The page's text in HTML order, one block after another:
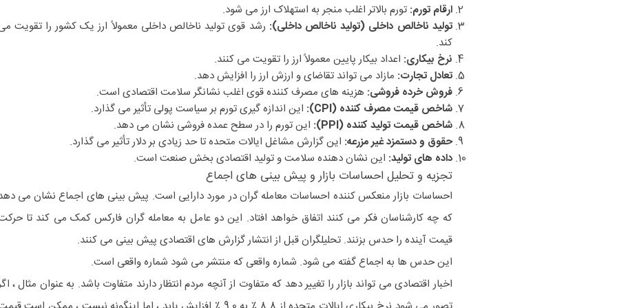
ارقام تورم: تورم بالاتر اغلب منجر به استهلاک ارز می شود.
تولید ناخالص داخلی (تولید ناخالص داخلی): رشد قوی تولید ناخالص داخلی معمولاً ارز یک کشور را تقویت
کند.
نرخ بیکاری: اعداد بیکار پایین معمولاً ارز را تقویت می کنند.
تعادل تجارت: مازاد می تواند تقاضای و ارزش ارز را افزایش دهد.
فروش خرده فروشی: هزینه های مصرف کننده قوی اغلب نشانگر سلامت اقتصادی است.
شاخص قیمت مصرف کننده (CPI):
این اندازه گیری تورم بر سیاست پولی تأثیر می گذارد.
شاخص قیمت تولید کننده (PPI):
این تورم را در سطح عمده فروشی نشان می دهد.
حقوق و دستمزد غیر مزرعه: این گزارش مشاغل ایالات متحده تا حد زیادی بر دلار تأثیر می گذارد.
داده های تولید: این نشان دهنده سلامت و تولید اقتصادی بخش صنعت است.
تجزیه و تحلیل احساسات بازار و پیش بینی های اجماع
احساسات بازار منعکس کننده احساسات معامله گران در مورد دارایی است. پیش بینی های اجماع نشان می
که چه کارشناسان فکر می کنند اتفاق خواهد افتاد. این دو عامل به معامله گران فارکس کمک می کند تا
قیمت آینده را حدس بزنند. تحلیلگران قبل از انتشار گزارش های اقتصادی پیش بینی می کنند.
این حدس ها به اجماع گفته می شود. شماره واقعی که منتشر می شود شماره واقعی است.
اخبار اقتصادی می تواند بازار را تغییر دهد که متفاوت از آنچه مردم انتظار دارند متفاوت باشد. به عنوان مثال ،